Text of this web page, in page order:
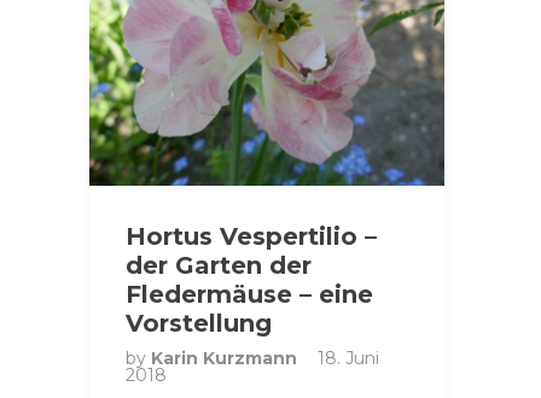
Hortus Vespertilio –
der Garten der
Fledermäuse – eine
Vorstellung
by Karin Kurzmann 18. Juni
2018